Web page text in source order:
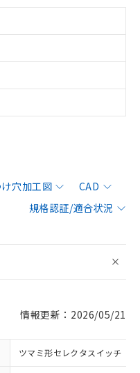
穴加工図
CAD
規格認証/適合状況
情報更新：2026/05/21
ツマミ形セレクタスイッチ